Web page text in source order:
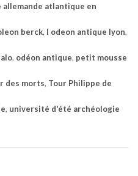
allemande atlantique en
berck, l odeon antique lyon,
, odéon antique, petit mousse
des morts, Tour Philippe de
, université d'été archéologie